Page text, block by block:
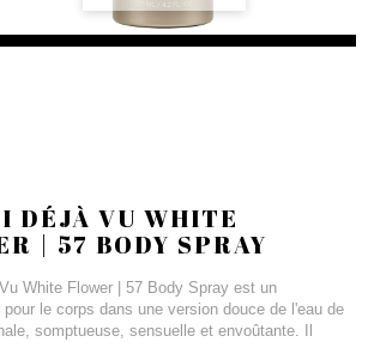
DÉJÀ VU WHITE
| 57 BODY SPRAY
White Flower | 57 Body Spray est un
pour le corps dans une version douce de l'eau de
somptueuse, sensuelle et envoûtante. Il